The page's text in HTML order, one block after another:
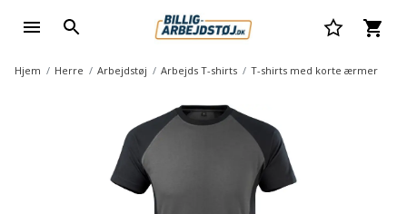
Hjem Herre Arbejdstøj Arbejds T-shirts T-shirts med korte ærmer